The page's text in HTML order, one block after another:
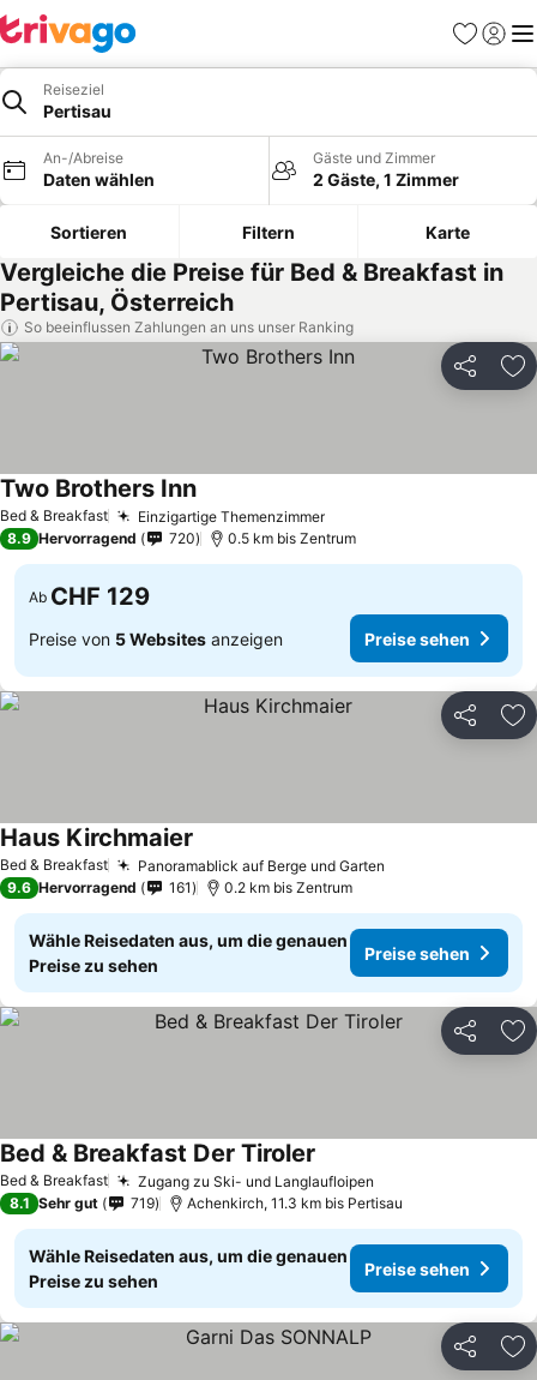
Favoriten
Reiseziel
Pertisau
An-/Abreise
Daten wählen
Gäste und Zimmer
2 Gäste, 1 Zimmer
Sortieren Filtern Karte
Vergleiche die Preise für Bed & Breakfast in
Pertisau, Österreich
So beeinflussen Zahlungen an uns unser Ranking
Teilen
Bed & Breakfast Einzigartige Themenzimmer
Two Brothers Inn
8.9 Hervorragend 720 0.5 km bis Zentrum
Ab CHF 129
Preise von 5 Websites anzeigen Preise sehen
Teilen
Bed & Breakfast Panoramablick auf Berge und Garten
Haus Kirchmaier
9.6 Hervorragend 161 0.2 km bis Zentrum
Wähle Reisedaten aus, um die genauen
Preise zu sehen
Preise sehen
Teilen
Bed & Breakfast Zugang zu Ski- und Langlaufloipen
Bed & Breakfast Der Tiroler
8.1 Sehr gut 719 Achenkirch, 11.3 km bis Pertisau
Wähle Reisedaten aus, um die genauen
Preise zu sehen
Preise sehen
Teilen